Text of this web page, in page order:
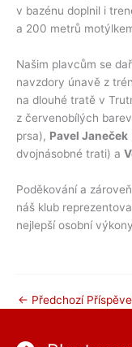
v bazénu doplnil i
a 200 metrů
Našim plavcům se
navzdory únavě z
na dlouhé tratě v
z červenobílých
prsa), Pavel Janeček
dvojnásobné trati) a
Poděkování a
náš klub
nejlepší osobní
← Předchozí